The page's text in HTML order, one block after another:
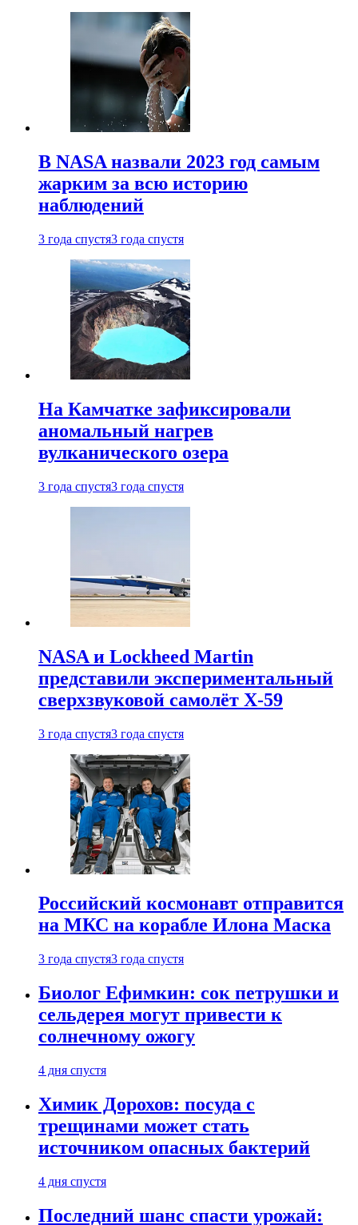
В NASA назвали 2023 год самым
жарким за всю историю
наблюдений
3 года спустя3 года спустя
На Камчатке зафиксировали
аномальный нагрев
вулканического озера
3 года спустя3 года спустя
NASA и Lockheed Martin
представили экспериментальный
сверхзвуковой самолёт X-59
3 года спустя3 года спустя
Российский космонавт отправится
на МКС на корабле Илона Маска
3 года спустя3 года спустя
Биолог Ефимкин: сок петрушки и
сельдерея могут привести к
солнечному ожогу
4 дня спустя
Химик Дорохов: посуда с
трещинами может стать
источником опасных бактерий
4 дня спустя
Последний шанс спасти урожай: